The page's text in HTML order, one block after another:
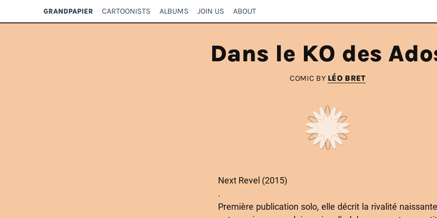
GRANDPAPIER CARTOONISTS ALBUMS JOIN US ABOUT
Dans le KO des
COMIC BY LÉO BRET
Next Revel (2015)
.
Première publication solo, elle décrit la rivalité naissante